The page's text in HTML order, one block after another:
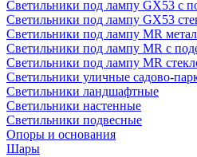
Светильники под лампу GX53 с
Светильники под лампу GX53
Светильники под лампу MR
Светильники под лампу MR с
Светильники под лампу MR
Светильники уличные садово-
Светильники ландшафтные
Светильники настенные
Светильники подвесные
Опоры и основания
Шары